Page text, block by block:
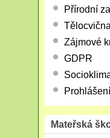
Přírodní
Tělocvična
Zájmové
GDPR
Mateřská